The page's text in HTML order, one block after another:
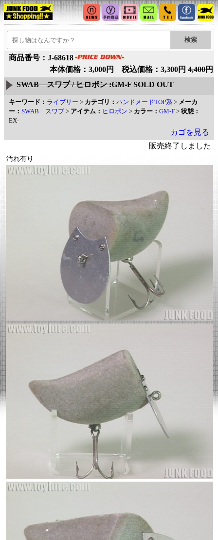
商品番号：J-68618
本体価格：3,000円 税込価格：3,300円 4,400円
SWAB スワブ / ヒロポン :GM-F SOLD OUT
キーワード： ライブリー > カテゴリ： ハンドメードTOP系 > メーカ
ー： SWAB スワブ > アイテム： ヒロポン > カラー： GM-F >状態：
EX-
カゴを見る
販売終了しました
汚れ有り